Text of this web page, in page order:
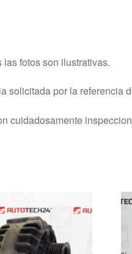
fotos son ilustrativas.
solicitada por la referencia
cuidadosamente